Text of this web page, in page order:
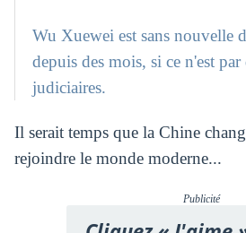
Wu Xuewei est sans nouvelle
depuis des mois, si ce n'est
judiciaires.
Il serait temps que la Chine
rejoindre le monde moderne...
Publicité